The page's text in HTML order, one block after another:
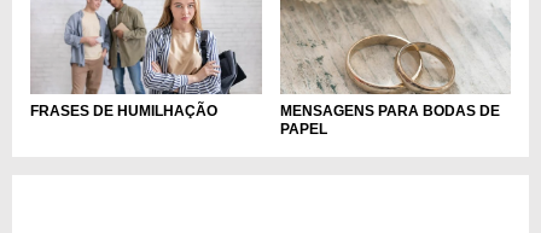
FRASES DE HUMILHAÇÃO
MENSAGENS PARA BODAS DE
PAPEL